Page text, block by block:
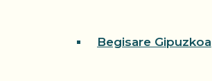
Begisare Gipuzkoa